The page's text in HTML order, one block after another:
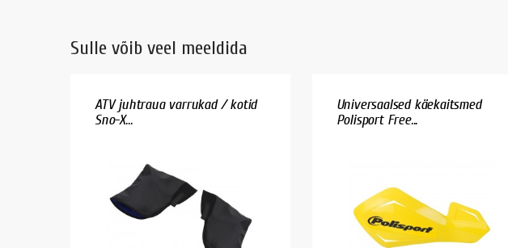
Sulle võib veel meeldida
ATV juhtraua varrukad / kotid
Sno-X...
Universaalsed käekaitsmed
Polisport Free...